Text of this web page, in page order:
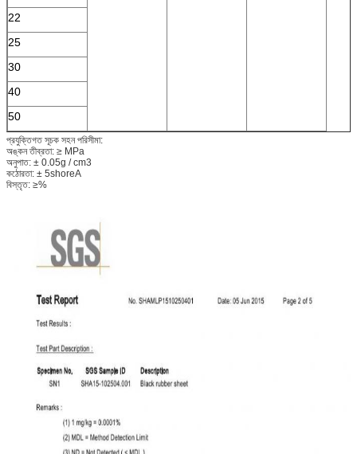
22
25
30
40
50
প্রযুক্তিগত সূচক সহন পরিসীমা:
অঙ্কন তীব্রতা: ≥ MPa
অনুপাত: ± 0.05g / cm3
কঠোরতা: ± 5shoreA
বিস্তৃত: ≥%